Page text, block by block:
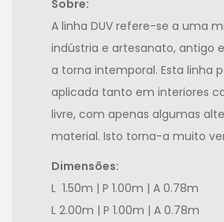
Sobre:
A linha DUV refere-se a uma
indústria e artesanato, antigo
a torna intemporal. Esta linha
aplicada tanto em interiores
livre, com apenas algumas
material. Isto torna-a muito
Dimensões:
L 1.50m | P 1.00m | A 0.78m
L 2.00m | P 1.00m | A 0.78m